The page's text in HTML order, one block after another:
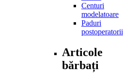
Centuri
modelatoare
Paduri
postoperatorii
Articole
bărbați